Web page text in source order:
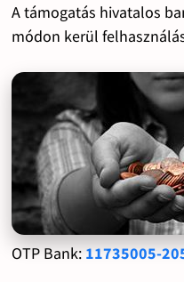
A támogatás hivatalos
módon kerül
OTP Bank: 11735005-